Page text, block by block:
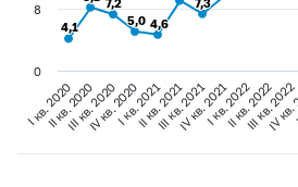
4,1
4,1
5,0
5,0 4,6
4,6
I кв. 2020
II кв. 2020
III кв. 2020
IV кв. 2020I кв. 2021
II кв. 2021
III кв. 2021
IV кв. 2021I кв. 2022
II кв. 2022
III кв. 2022
IV I
0
8